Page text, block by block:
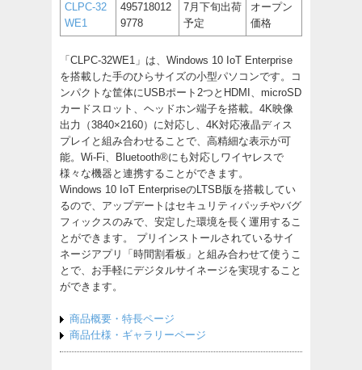
CLPC-32
WE1
495718012
9778
7月下旬出荷
予定
オープン
価格
「CLPC-32WE1」は、Windows 10 IoT Enterprise
を搭載した手のひらサイズの小型パソコンです。コ
ンパクトな筐体にUSBポート2つとHDMI、microSD
カードスロット、ヘッドホン端子を搭載。4K映像
出力（3840×2160）に対応し、4K対応液晶ディス
プレイと組み合わせることで、高精細な表示が可
能。Wi-Fi、Bluetooth®にも対応しワイヤレスで
様々な機器と連携することができます。
Windows 10 IoT EnterpriseのLTSB版を搭載してい
るので、アップデートはセキュリティパッチやバグ
フィックスのみで、安定した環境を長く運用するこ
とができます。 プリインストールされているサイ
ネージアプリ「時間割看板」と組み合わせて使うこ
とで、お手軽にデジタルサイネージを実現すること
ができます。
商品概要・特長ページ
商品仕様・ギャラリーページ